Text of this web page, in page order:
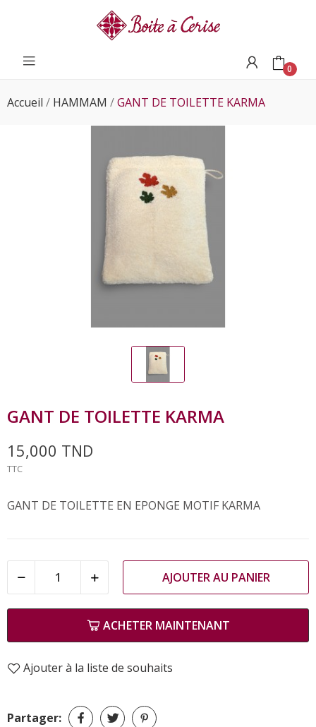
0
Accueil HAMMAM GANT DE TOILETTE KARMA
GANT DE TOILETTE KARMA
15,000 TND
TTC
GANT DE TOILETTE EN EPONGE MOTIF KARMA
AJOUTER AU PANIER
ACHETER MAINTENANT
Ajouter à la liste de souhaits
Partager: